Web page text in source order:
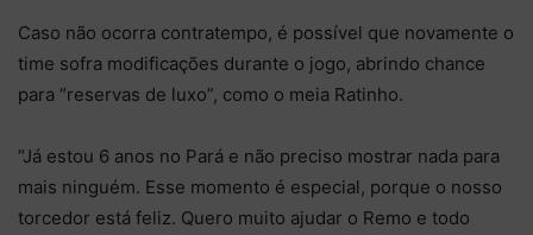
Caso não ocorra contratempo, é possível que novamente o
time sofra modificações durante o jogo, abrindo chance
para “reservas de luxo”, como o meia Ratinho.
“Já estou 6 anos no Pará e não preciso mostrar nada para
mais ninguém. Esse momento é especial, porque o nosso
torcedor está feliz. Quero muito ajudar o Remo e todo